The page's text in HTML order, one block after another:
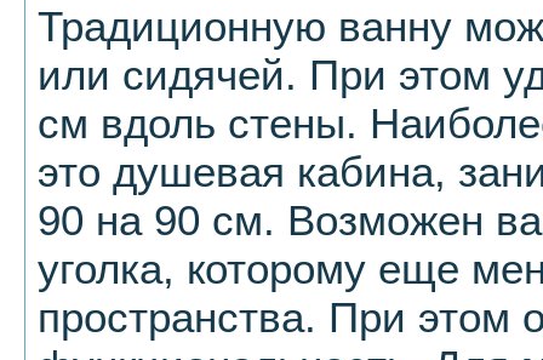
Традиционную ванну
или сидячей. При этом
см вдоль стены.
это душевая кабина,
90 на 90 см. Возможен
уголка, которому еще
пространства. При этом